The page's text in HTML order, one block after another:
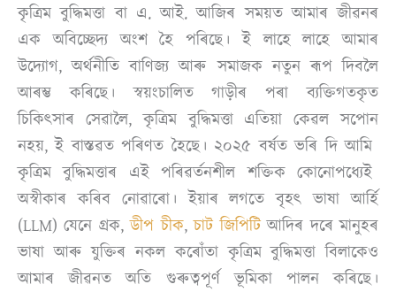
কৃত্ৰিম বুদ্ধিমত্তা বা এ. আই. আজিৰ সময়ত আমাৰ জীৱনৰ
এক অবিচ্ছেদ্য অংশ হৈ পৰিছে। ই লাহে লাহে আমাৰ
উদ্যোগ, অৰ্থনীতি বাণিজ্য আৰু সমাজক নতুন ৰূপ দিবলৈ
আৰম্ভ কৰিছে। স্বয়ংচালিত গাড়ীৰ পৰা ব্যক্তিগতকৃত
চিকিৎসাৰ সেৱালৈ, কৃত্ৰিম বুদ্ধিমত্তা এতিয়া কেৱল সপোন
নহয়, ই বাস্তৱত পৰিণত হৈছে। ২০২৫ বৰ্ষত ভৰি দি আমি
কৃত্ৰিম বুদ্ধিমত্তাৰ এই পৰিৱৰ্তনশীল শক্তিক কোনোপধ্যেই
অস্বীকাৰ কৰিব নোৱাৰো। ইয়াৰ লগতে বৃহৎ ভাষা আৰ্হি
(LLM) যেনে গ্ৰক,ডীপ চীক,চাট জিপিটিআদিৰ দৰে মানুহৰ
ভাষা আৰু যুক্তিৰ নকল কৰোঁতা কৃত্ৰিম বুদ্ধিমত্তা বিলাকেও
আমাৰ জীৱনত অতি গুৰুত্বপূৰ্ণ ভূমিকা পালন কৰিছে।